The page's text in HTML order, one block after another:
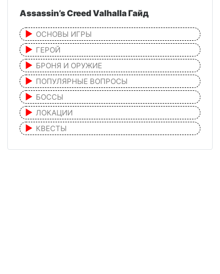
Assassin’s Creed Valhalla Гайд
ОСНОВЫ ИГРЫ
ГЕРОЙ
БРОНЯ И ОРУЖИЕ
ПОПУЛЯРНЫЕ ВОПРОСЫ
БОССЫ
ЛОКАЦИИ
КВЕСТЫ